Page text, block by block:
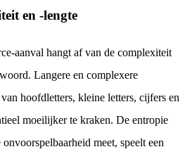
en -lengte
aanval hangt af van de complexiteit
Langere en complexere
hoofdletters, kleine letters, cijfers en
moeilijker te kraken. De entropie
meet, speelt een